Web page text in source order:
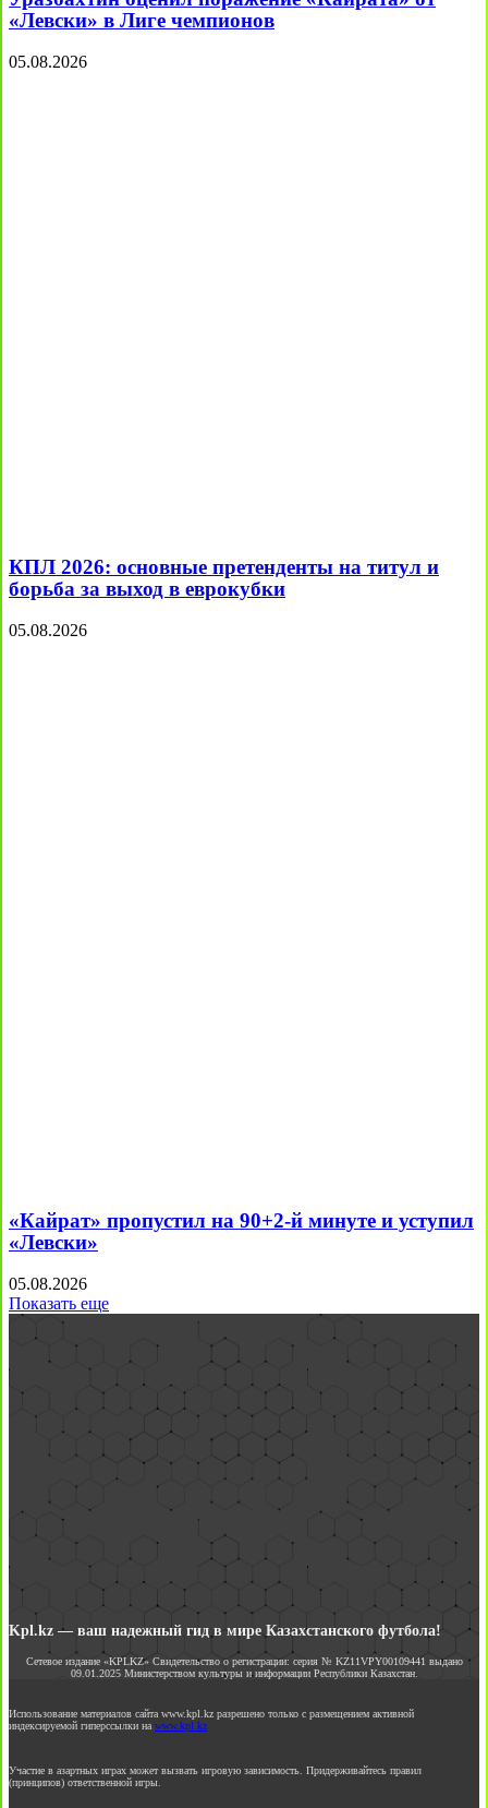
«Левски» в Лиге чемпионов
05.08.2026
КПЛ 2026: основные претенденты на титул и
борьба за выход в еврокубки
05.08.2026
«Кайрат» пропустил на 90+2-й минуте и уступил
«Левски»
05.08.2026
Показать еще
Kpl.kz — ваш надежный гид в мире Казахстанского футбола!
Сетевое издание «KPLKZ» Свидетельство о регистрации: серия № KZ11VPY00109441 выдано
09.01.2025 Министерством культуры и информации Республики Казахстан.
Использование материалов сайта www.kpl.kz разрешено только с размещением активной
индексируемой гиперссылки на www.kpl.kz
Участие в азартных играх может вызвать игровую зависимость. Придерживайтесь правил
(принципов) ответственной игры.